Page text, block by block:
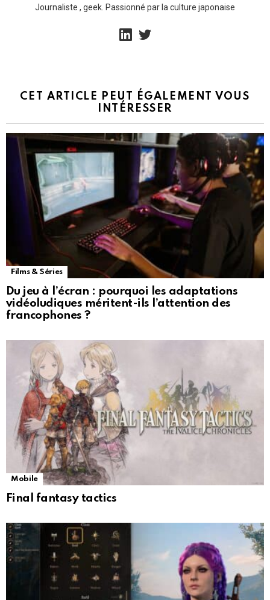
Journaliste , geek. Passionné par la culture japonaise
linkedin
CET ARTICLE PEUT ÉGALEMENT VOUS
INTÉRESSER
Films & Séries
Du jeu à l’écran : pourquoi les adaptations
vidéoludiques méritent-ils l’attention des
francophones ?
Mobile
Final fantasy tactics